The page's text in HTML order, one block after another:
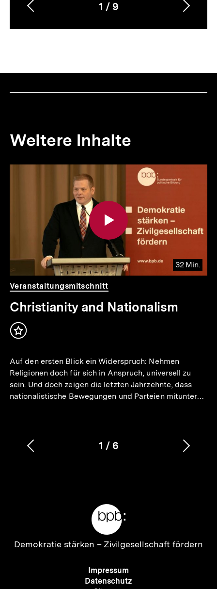
Karussellinhalt
1
von
/ 9
Vorherigen
Inhalt
Inhalt
Weitere Inhalte
32 Min.
Video
Dauer
32
Min.
Veranstaltungsmitschnitt
Christianity and Nationalism
Inhalt
Auf den ersten Blick ein Widerspruch: Nehmen
Religionen doch für sich in Anspruch, universell zu
sein. Und doch zeigen die letzten Jahrzehnte, dass
nationalistische Bewegungen und Parteien mitunter…
Karussellinhalt
1
von
/ 6
Vorherigen
Zur
Demokratie stärken – Zivilgesellschaft fördern
Meta-
Navigation
Impressum
Datenschutz